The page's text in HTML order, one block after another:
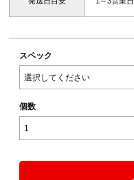
スペック
個数